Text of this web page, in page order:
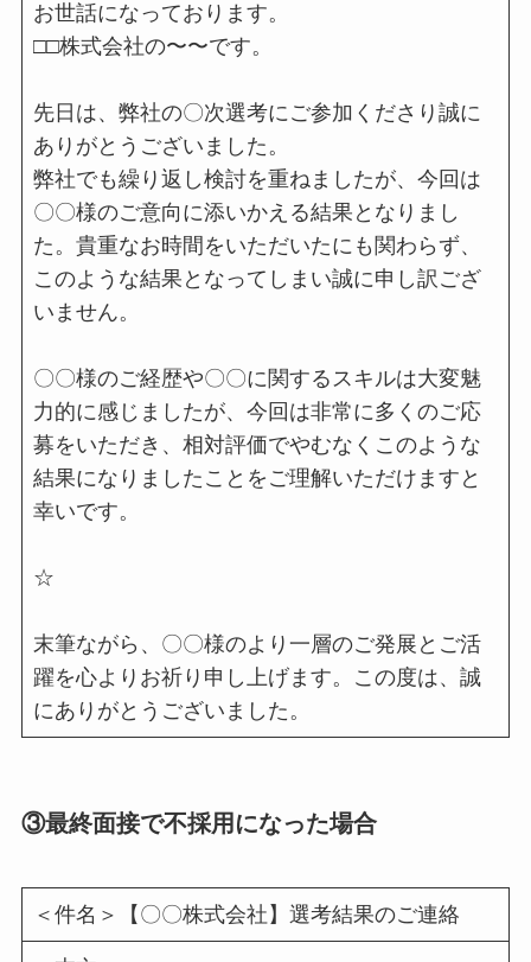
お世話になっております。
□□株式会社の〜〜です。
先日は、弊社の〇次選考にご参加くださり誠に
ありがとうございました。
弊社でも繰り返し検討を重ねましたが、今回は
〇〇様のご意向に添いかえる結果となりまし
た。貴重なお時間をいただいたにも関わらず、
このような結果となってしまい誠に申し訳ござ
いません。
〇〇様のご経歴や〇〇に関するスキルは大変魅
力的に感じましたが、今回は非常に多くのご応
募をいただき、相対評価でやむなくこのような
結果になりましたことをご理解いただけますと
幸いです。
☆
末筆ながら、〇〇様のより一層のご発展とご活
躍を心よりお祈り申し上げます。この度は、誠
にありがとうございました。
③最終面接で不採用になった場合
＜件名＞【〇〇株式会社】選考結果のご連絡